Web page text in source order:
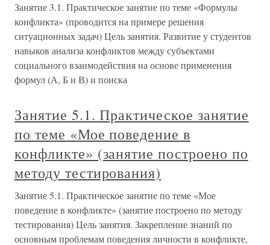
Занятие 3.1. Практическое занятие по теме «Формулы
конфликта» (проводится на примере решения
ситуационных задач) Цель занятия. Развитие у студентов
навыков анализа конфликтов между субъектами
социального взаимодействия на основе применения
формул (А, Б и В) и поиска
Занятие 5.1. Практическое занятие
по теме «Мое поведение в
конфликте» (занятие построено по
методу тестирования)
Занятие 5.1. Практическое занятие по теме «Мое
поведение в конфликте» (занятие построено по методу
тестирования) Цель занятия. Закрепление знаний по
основным проблемам поведения личности в конфликте,